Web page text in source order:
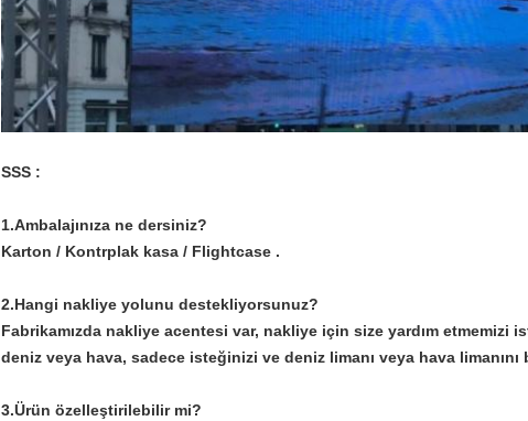
SSS :
1.Ambalajınıza ne dersiniz?
Karton / Kontrplak kasa / Flightcase .
2.Hangi nakliye yolunu destekliyorsunuz?
Fabrikamızda nakliye acentesi var, nakliye için size yardım etmemizi
deniz veya hava, sadece isteğinizi ve deniz limanı veya hava
3.Ürün özelleştirilebilir mi?